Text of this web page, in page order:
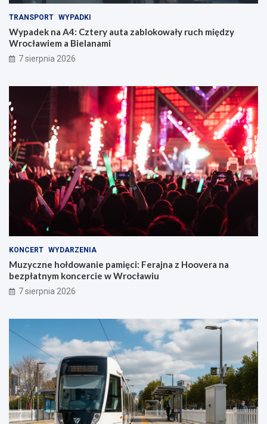
TRANSPORT WYPADKI
Wypadek na A4: Cztery auta zablokowały ruch między
Wrocławiem a Bielanami
7 sierpnia 2026
KONCERT WYDARZENIA
Muzyczne hołdowanie pamięci: Ferajna z Hoovera na
bezpłatnym koncercie w Wrocławiu
7 sierpnia 2026